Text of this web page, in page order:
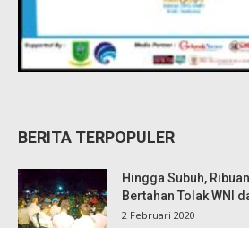
BERITA TERPOPULER
Hingga Subuh,
Bertahan Tolak WNI
2 Februari 2020